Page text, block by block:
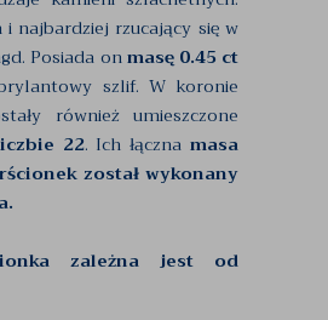
i najbardziej rzucający się w
Posiada onmasę 0.45 ct
szlif. W koronie
również umieszczone
22. Ich łączna masa
został wykonany
zależna jest od